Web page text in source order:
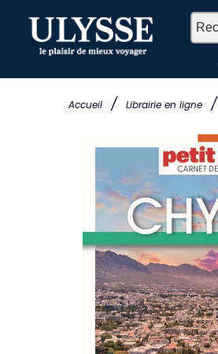
Accueil / Librairie en ligne /